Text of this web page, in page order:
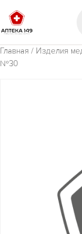
Главная / Изделия
№30